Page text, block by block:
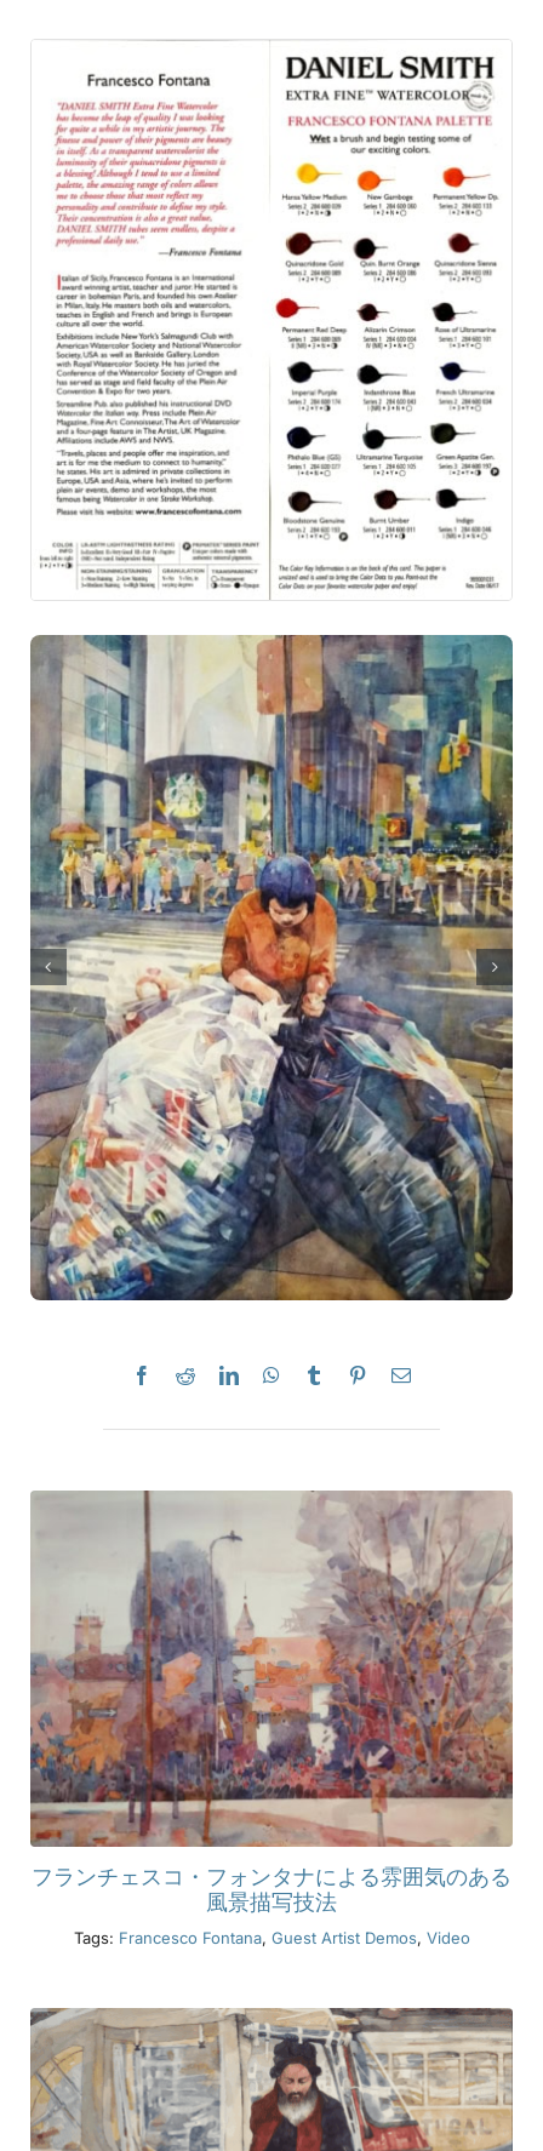
フランチェスコ・フォンタナによる雰囲気のある
風景描写技法
Tags: Francesco Fontana, Guest Artist Demos, Video